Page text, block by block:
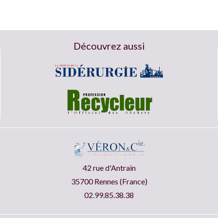
Découvrez aussi
42 rue d'Antrain
35700 Rennes (France)
02.99.85.38.38